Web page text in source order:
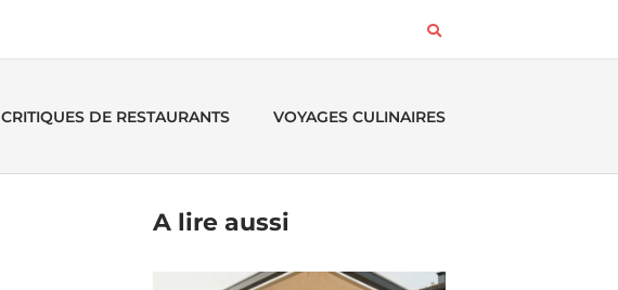
CRITIQUES DE RESTAURANTS VOYAGES CULINAIRES
A lire aussi